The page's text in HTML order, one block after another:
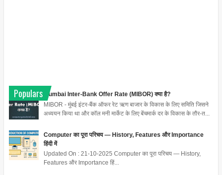
Populars
Mumbai Inter-Bank Offer Rate (MIBOR) क्या है?
MIBOR - मुंबई इंटर-बैंक ऑफर रेट ऋण बाजार के विकास के लिए समिति जिसने
अध्ययन किया था और कॉल मनी मार्केट के लिए बेंचमार्क दर के विकास के तौर-त...
Computer का पूरा परिचय — History, Features और Importance
हिंदी में
Updated On : 21-10-2025 Computer का पूरा परिचय — History,
Features और Importance हिं...